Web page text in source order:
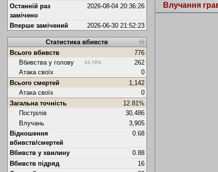
Останній раз
замічено
2026-08-04 20:36:26
Вперше замічений 2026-06-30 21:52:23
Статистика вбивств
Всього вбивств
776
Вбивства у голову
33.76%
262
Атака своїх
0
Всього смертей
1,142
Атака своїх
0
Загальна точність
12.81%
Пострілів
30,486
Влучань
3,905
Відношення
вбивств/смертей
0.68
Вбивств у хвилину
0.88
Вбивств підряд
16
Влучання